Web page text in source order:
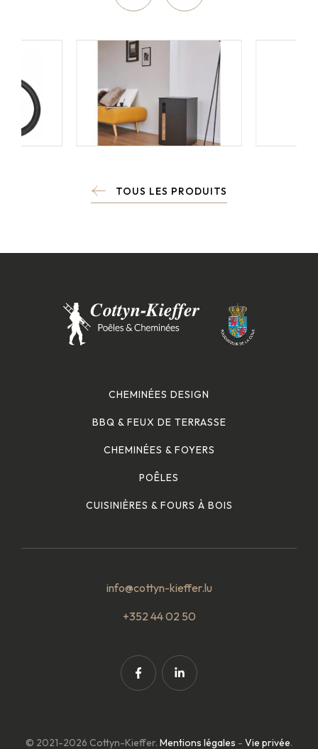
TOUS LES PRODUITS
CHEMINÉES DESIGN
BBQ & FEUX DE TERRASSE
CHEMINÉES & FOYERS
POÊLES
CUISINIÈRES & FOURS À BOIS
info@cottyn-kieffer.lu
+352 44 02 50
© 2021-2026 Cottyn-Kieffer. Mentions légales - Vie privée.